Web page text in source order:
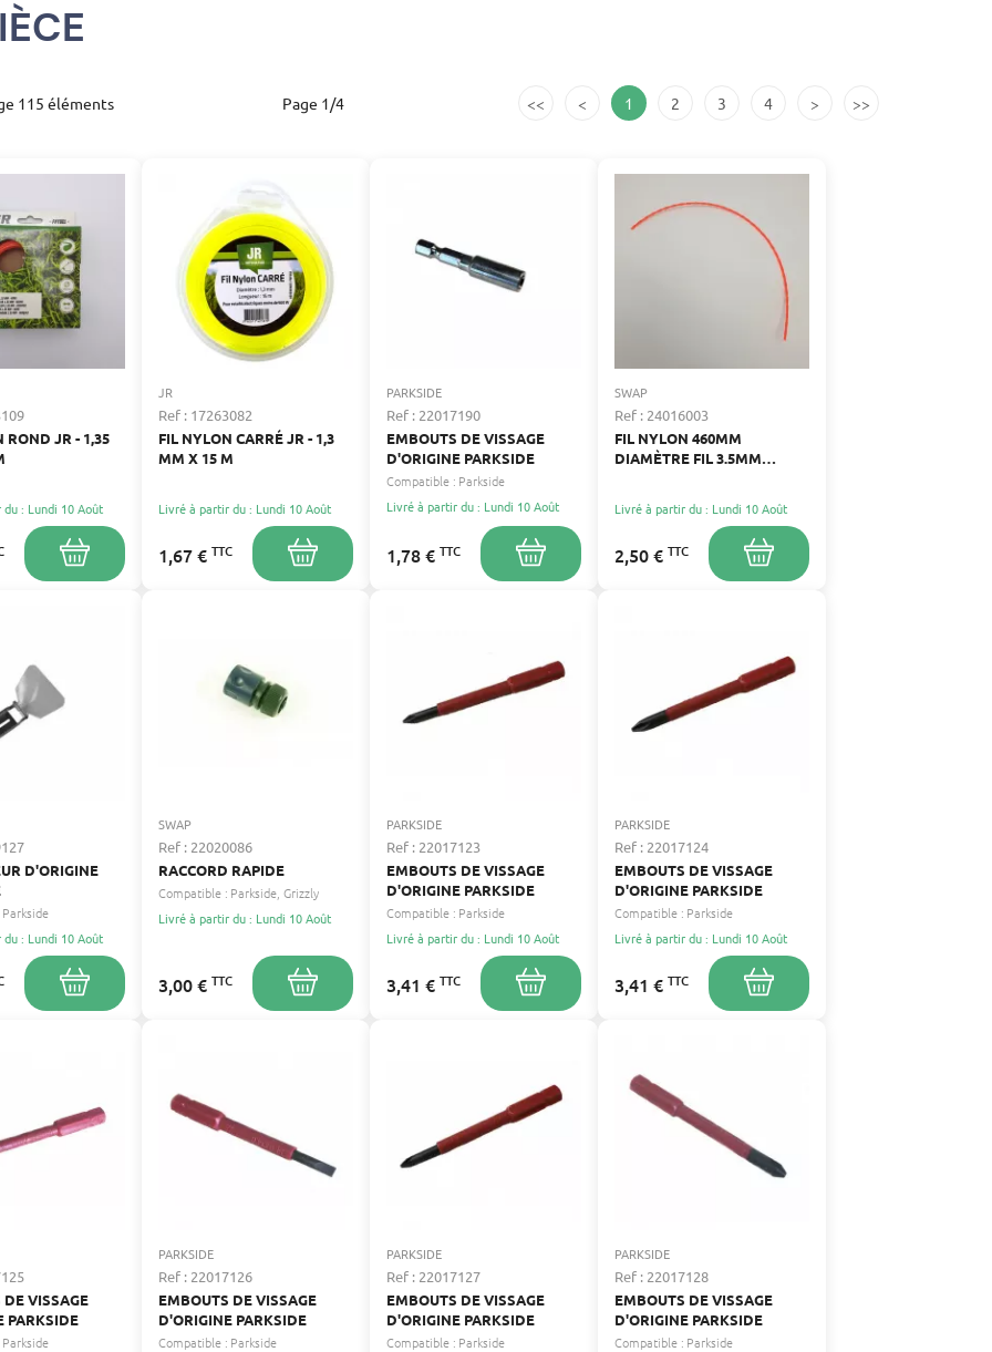
115 éléments Page 1/4 << < 1 2 3 4 > >>
ROND JR - 1,35
: Lundi 10 Août
JR
Ref : 17263082
FIL NYLON CARRÉ JR - 1,3
MM X 15 M
Livré à partir du : Lundi 10 Août
1,67 € TTC
PARKSIDE
Ref : 22017190
EMBOUTS DE VISSAGE
D'ORIGINE PARKSIDE
Compatible : Parkside
Livré à partir du : Lundi 10 Août
1,78 € TTC
SWAP
Ref : 24016003
FIL NYLON 460MM
DIAMÈTRE FIL 3.5MM
Livré à partir du : Lundi 10 Août
2,50 € TTC
D'ORIGINE
Parkside
: Lundi 10 Août
SWAP
Ref : 22020086
RACCORD RAPIDE
Compatible : Parkside Grizzly
Livré à partir du : Lundi 10 Août
3,00 € TTC
PARKSIDE
Ref : 22017123
EMBOUTS DE VISSAGE
D'ORIGINE PARKSIDE
Compatible : Parkside
Livré à partir du : Lundi 10 Août
3,41 € TTC
PARKSIDE
Ref : 22017124
EMBOUTS DE VISSAGE
D'ORIGINE PARKSIDE
Compatible : Parkside
Livré à partir du : Lundi 10 Août
3,41 € TTC
VISSAGE
PARKSIDE
Parkside
PARKSIDE
Ref : 22017126
EMBOUTS DE VISSAGE
D'ORIGINE PARKSIDE
Compatible : Parkside
PARKSIDE
Ref : 22017127
EMBOUTS DE VISSAGE
D'ORIGINE PARKSIDE
Compatible : Parkside
PARKSIDE
Ref : 22017128
EMBOUTS DE VISSAGE
D'ORIGINE PARKSIDE
Compatible : Parkside